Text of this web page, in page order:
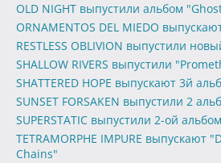
OLD NIGHT выпустили альбом
ORNAMENTOS DEL MIEDO
RESTLESS OBLIVION выпустили
SHALLOW RIVERS выпустили
SHATTERED HOPE выпускают 3й
SUNSET FORSAKEN выпустили 2
SUPERSTATIC выпустили 2-ой
TETRAMORPHE IMPURE выпускают
Chains"